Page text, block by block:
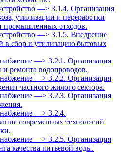
—> 3.1.4. Организация
утилизации и переработки
промышленных отходов.
—> 3.1.5. Внедрение
в сбор и утилизацию бытовых
—> 3.2.1. Организация
и ремонта водопроводов.
—> 3.2.2. Организация
частного жилого сектора.
—> 3.2.3. Организация
—> 3.2.4.
современных технологий
—> 3.2.5. Организация
качества питьевой воды.